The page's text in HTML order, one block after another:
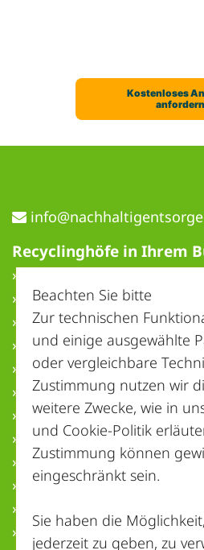
Recyclinghöfe in Ihrem
» Baden-Württemberg
» Bayern
» Berlin
» Brandenburg
» Bremen
» Hamburg
» Hessen
» Mecklenburg-Vorpommern
» Niedersachsen
» Nordrhein-Westfalen
» Rheinland-Pfalz
» Saarland
Beachten Sie bitte
Zur technischen
und einige ausgewählte
oder vergleichbare
Zustimmung nutzen wir
weitere Zwecke, wie in
und Cookie-Politik
Zustimmung können
eingeschränkt sein.
Sie haben die
jederzeit zu geben, zu